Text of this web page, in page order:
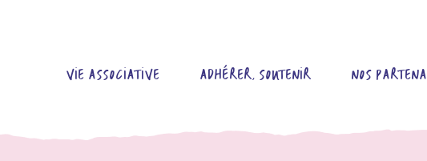
VIE ASSOCIATIVE ADHÉRER, SOUTENIR NOS